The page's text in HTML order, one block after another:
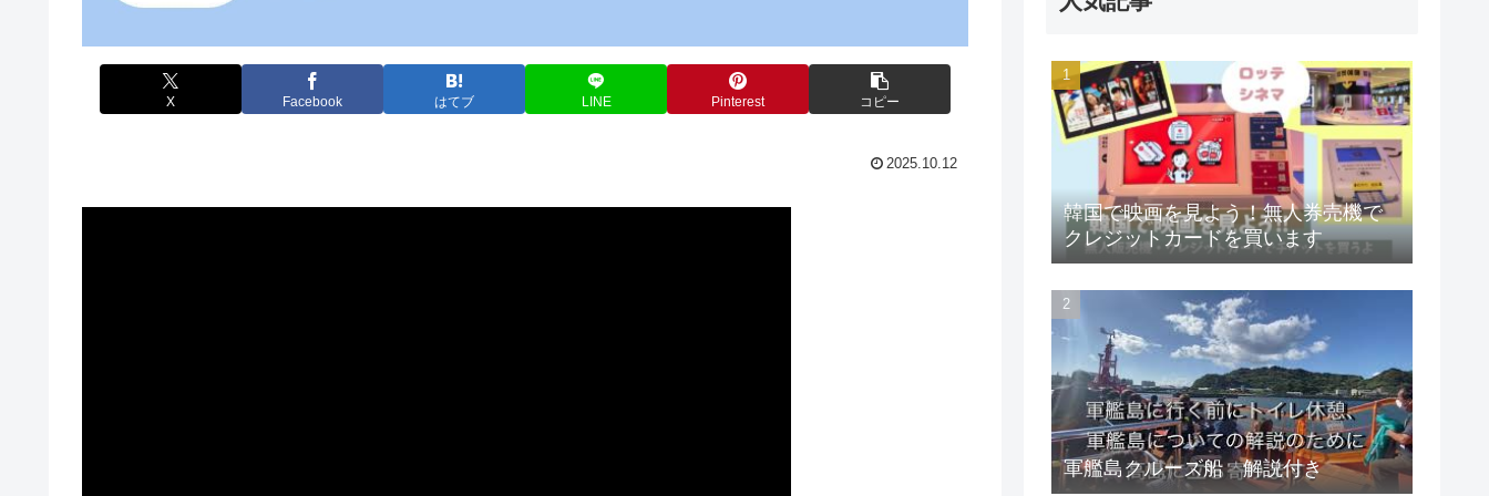
X Facebook はてブ LINE Pinterest コピー
2025.10.12
韓国で映画を見よう！無人券売機で
クレジットカードを買います
軍艦島クルーズ船 解説付き